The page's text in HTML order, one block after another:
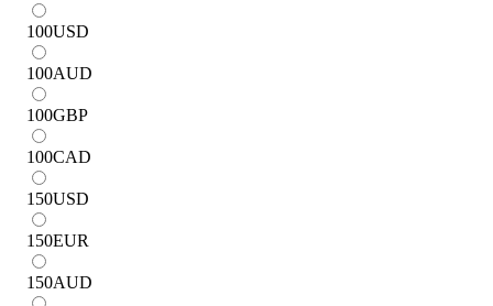
100USD
100AUD
100GBP
100CAD
150USD
150EUR
150AUD